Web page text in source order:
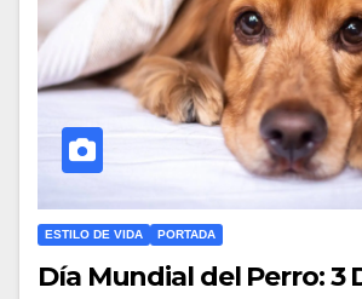
ESTILO DE VIDA PORTADA
Día Mundial del Perro: 3